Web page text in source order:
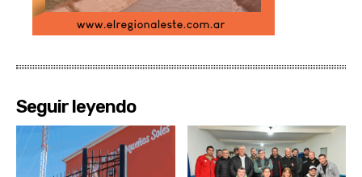
Seguir leyendo